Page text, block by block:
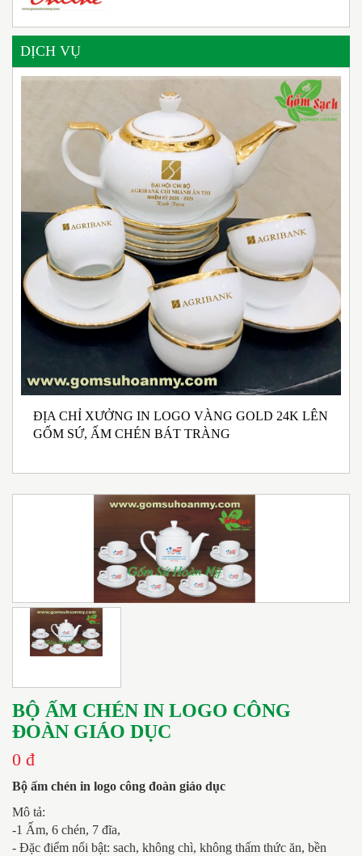
DỊCH VỤ
ĐỊA CHỈ XƯỞNG IN LOGO VÀNG GOLD 24K LÊN
GỐM SỨ, ẤM CHÉN BÁT TRÀNG
BỘ ẤM CHÉN IN LOGO CÔNG
ĐOÀN GIÁO DỤC
0 đ
Bộ ấm chén in logo công đoàn giáo dục
Mô tả:
-1 Ấm, 6 chén, 7 đĩa,
- Đặc điểm nổi bật: sach, không chì, không thấm thức ăn, bền